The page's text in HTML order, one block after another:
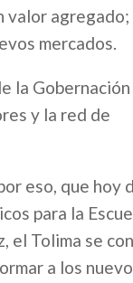
agregado;
mercados.
la
y la red de
eso, que hoy
para la
el Tolima se
a los